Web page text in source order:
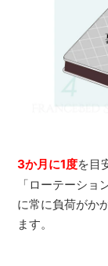
3か月に1度を目
「ローテーシ
に常に負荷がか
ます。